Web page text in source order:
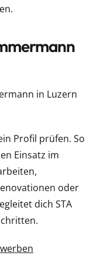
in Luzern
Profil prüfen. So
Einsatz im
oder
dich STA